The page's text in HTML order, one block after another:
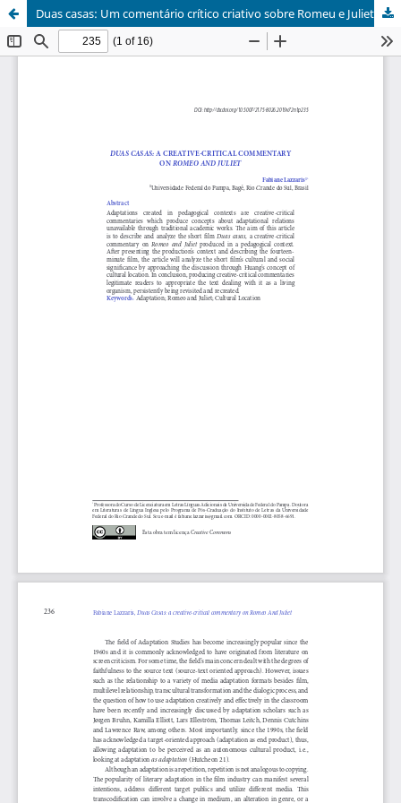
Duas casas: Um comentário crítico criativo sobre Romeu e Julieta